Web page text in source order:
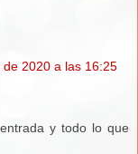
de 2020 a las 16:25
y todo lo que